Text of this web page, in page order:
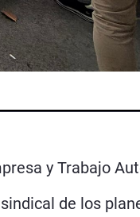
y Trabajo
de los